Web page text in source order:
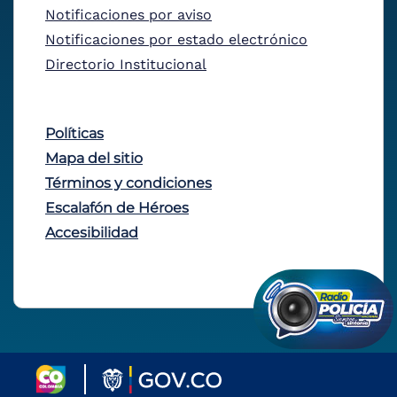
Notificaciones por aviso
Notificaciones por estado electrónico
Directorio Institucional
Políticas
Mapa del sitio
Términos y condiciones
Escalafón de Héroes
Accesibilidad